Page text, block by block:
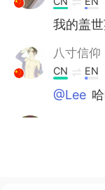
我的盖
八寸信仰
CN EN
@Lee